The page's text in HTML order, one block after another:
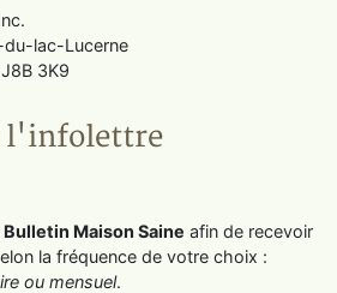
du-lac-Lucerne
3K9
l'infolettre
Bulletin Maison Saine afin de recevoir
la fréquence de votre choix :
ou mensuel.